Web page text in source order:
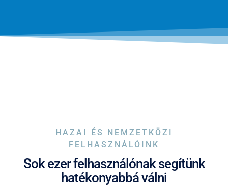
HAZAI ÉS NEMZETKÖZI
FELHASZNÁLÓINK
Sok ezer felhasználónak segítünk
hatékonyabbá válni